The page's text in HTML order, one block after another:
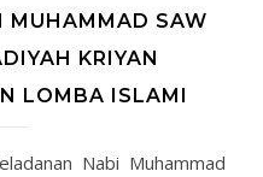
MUHAMMAD SAW
KRIYAN
LOMBA ISLAMI
Nabi Muhammad